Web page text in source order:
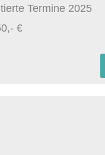
Termine 2025
€